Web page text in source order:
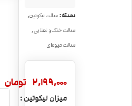
دسته:سالت نیکوتین,
سالت خنک و نعنایی,
سالت میوه‌ای
2,199,000 تومان
میزان نیکوتین